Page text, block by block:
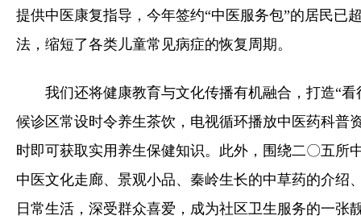
提供中医康复指导，今年签约“中医服务包”的居民已
法，缩短了各类儿童常见病症的恢复周期。
我们还将健康教育与文化传播有机融合，打造“
候诊区常设时令养生茶饮，电视循环播放中医药科普
时即可获取实用养生保健知识。此外，围绕二〇五所
中医文化走廊、景观小品、秦岭生长的中草药的介绍
日常生活，深受群众喜爱，成为社区卫生服务的一张